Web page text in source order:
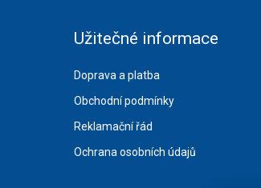
Užitečné informace
Doprava a platba
Obchodní podmínky
Reklamační řád
Ochrana osobních údajů